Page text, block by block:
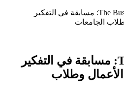
The Business Game: مسابقة في التفكير
الجامعات
The Business Game: مسابقة في التفكير
وطلاب